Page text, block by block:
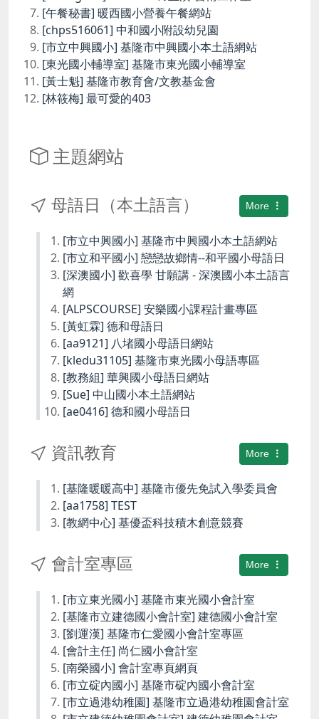
[午餐秘書] 暖西國小營養午餐網站
[chps516061] 中和國小附設幼兒園
[市立中興國小] 基隆市中興國小本土語網站
[東光國小輔導室] 基隆市東光國小輔導室
[黃士魁] 基隆市教育會/文教基金會
[林筱梅] 最可愛的403
主題網站
More
母語日（本土語言）
[市立中興國小] 基隆市中興國小本土語網站
[市立和平國小] 戀戀故鄉情--和平國小母語日
[深澳國小] 歡喜學 甘願講 - 深澳國小本土語言
網
[ALPSCOURSE] 安樂國小課程計畫專區
[黃虹霖] 德和母語日
[aa9121] 八堵國小母語日網站
[kledu31105] 基隆市東光國小母語專區
[教務組] 華興國小母語日網站
[Sue] 中山國小本土語網站
[ae0416] 德和國小母語日
More
資訊教育
[基隆暖暖高中] 基隆市優先免試入學委員會
[aa1758] TEST
[教網中心] 基優盃科技積木創意競賽
More
會計室專區
[市立東光國小] 基隆市東光國小會計室
[基隆市立建德國小會計室] 建德國小會計室
[劉運漢] 基隆市仁愛國小會計室專區
[會計主任] 尚仁國小會計室
[南榮國小] 會計室專頁網頁
[市立碇內國小] 基隆市碇內國小會計室
[市立過港幼稚園] 基隆市立過港幼稚園會計室